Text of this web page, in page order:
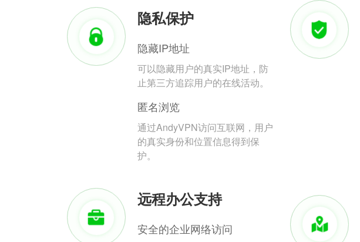
隐私保护
隐藏IP地址
可以隐藏用户的真实IP地址，防
止第三方追踪用户的在线活动。
匿名浏览
通过AndyVPN访问互联网，用户
的真实身份和位置信息得到保
护。
远程办公支持
安全的企业网络访问